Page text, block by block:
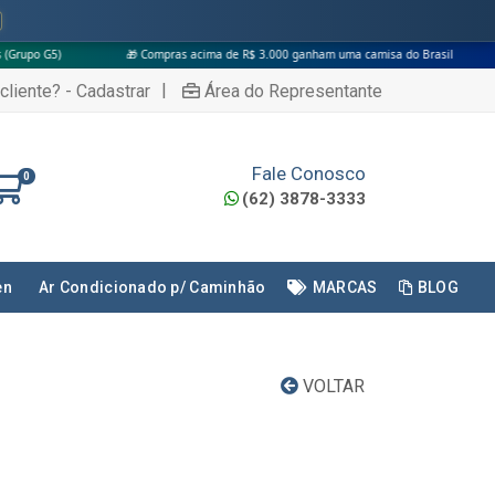
🎁 Compras acima de R$ 3.000 ganham uma camisa do Brasil
- Cadastrar | Área do Representante
0 Fale Conosco
(62) 3878-3333
Ar Condicionado p/ Caminhão MARCAS BLOG
VOLTAR